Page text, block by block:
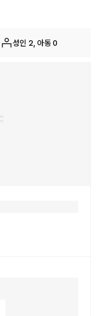
성인 2, 아동 0